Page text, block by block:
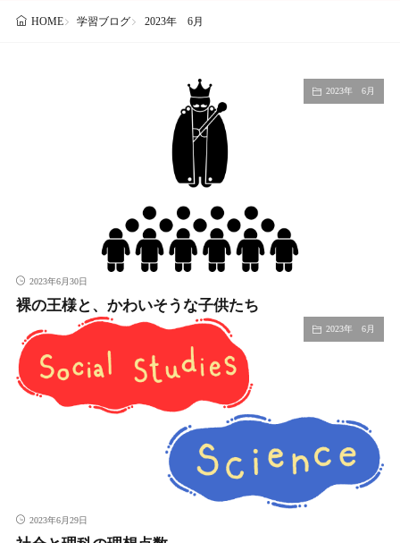
HOME 学習ブログ 2023年 6月
2023年 6月
2023年6月30日
裸の王様と、かわいそうな子供たち
2023年 6月
2023年6月29日